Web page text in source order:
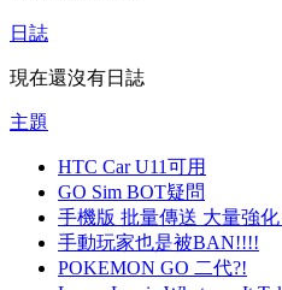
日誌
現在還沒有日誌
主題
HTC Car U11可用
GO Sim BOT疑問
手機版 批量傳送 大量強
手動玩家也是被BAN!!!!
POKEMON GO 二代?!